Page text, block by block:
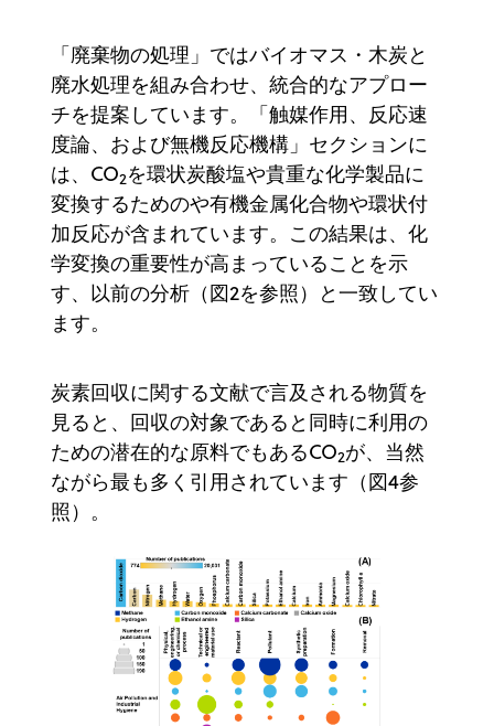
「廃棄物の処理」ではバイオマス・木炭と
廃水処理を組み合わせ、統合的なアプロー
チを提案しています。「触媒作用、反応速
度論、および無機反応機構」セクションに
は、CO2を環状炭酸塩や貴重な化学製品に
変換するためのや有機金属化合物や環状付
加反応が含まれています。この結果は、化
学変換の重要性が高まっていることを示
す、以前の分析（図2を参照）と一致してい
ます。
炭素回収に関する文献で言及される物質を
見ると、回収の対象であると同時に利用の
ための潜在的な原料でもあるCO2が、当然
ながら最も多く引用されています（図4参
照）。‍